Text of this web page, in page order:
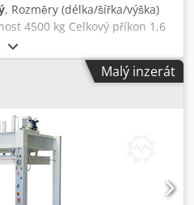
, Rozměry (délka/šířka/výška)
4500 kg Celkový příkon 1,6
PRO - Velikost stolu 1300 x
80 tun - 6 hydraulických
80 mm šířka otvoru 1300
kW - Manometr s
hodnoty - Lisovací tlak
ovládání, CE -
CE - včetně vstupního a
- Celková délka se
dopravníkem 7200 mm -
9 mm Rozměry L=3450 mm,
Malý inzerát